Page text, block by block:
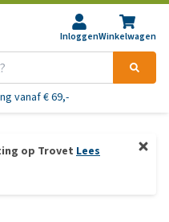
InloggenWinkelwagen
vanaf € 69,-
op Trovet Lees